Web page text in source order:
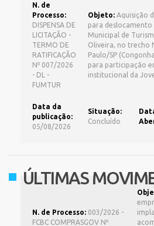
N. de
Processo:
DISPENSA DE
LICITAÇÃO -
TERMO DE
RATIFICAÇÃO
Nº 007/2026
- DL -
FUMTUR
Objeto: Aquisição
para
Municipal de
Oliveira, no trecho
Paulo/SP
para participação
institucional da
Data da
publicação:
05/08/2026
Situação:
Concluído
ÚLTIMAS
N. de Processo: 003/2026 -
FCBC COMPRASGOV Nº